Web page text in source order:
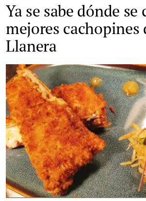
Ya se sabe dónde se
mejores cachopines
Llanera